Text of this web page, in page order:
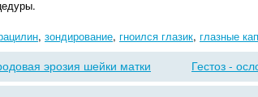
, зондирование, гноился глазик, глазные
эрозия шейки матки Гестоз -